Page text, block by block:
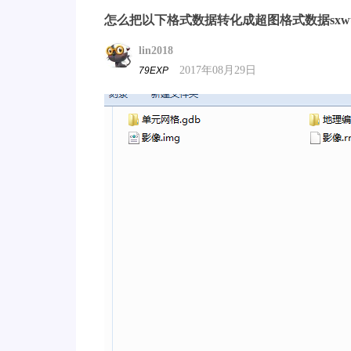
怎么把以下格式数据转化成超图格式数据
lin2018
79EXP 2017年08月29日